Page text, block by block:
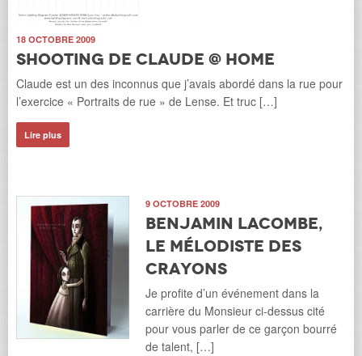
18 OCTOBRE 2009
Shooting de Claude @ Home
Claude est un des inconnus que j’avais abordé dans la rue pour
l’exercice « Portraits de rue » de Lense. Et truc […]
Lire plus
9 OCTOBRE 2009
Benjamin Lacombe,
le mélodiste des
crayons
Je profite d’un événement dans la
carrière du Monsieur ci-dessus cité
pour vous parler de ce garçon bourré
de talent, […]